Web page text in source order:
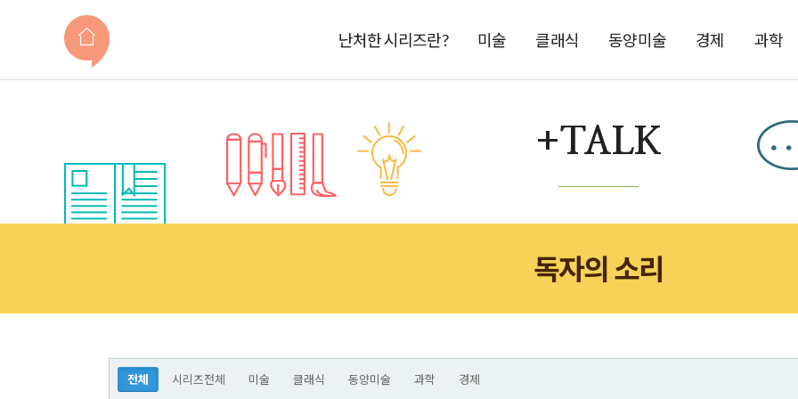
난처한 시리즈란? 미술 클래식 동양미술 경제 과학
+TALK
독자의 소리
전체 시리즈전체 미술 클래식 동양미술 과학 경제